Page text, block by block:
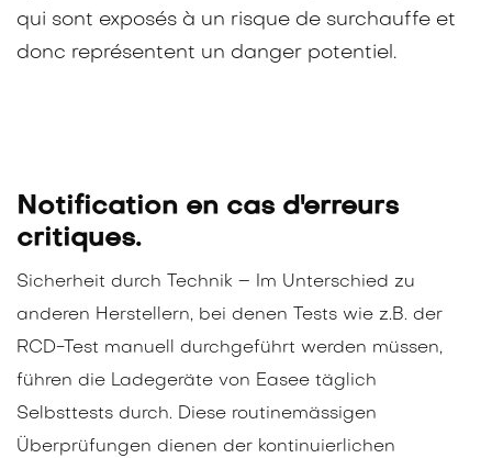
qui sont exposés à un risque de surchauffe et
donc représentent un danger potentiel.
Notification en cas d'erreurs
critiques.
Sicherheit durch Technik – Im Unterschied zu
anderen Herstellern, bei denen Tests wie z.B. der
RCD-Test manuell durchgeführt werden müssen,
führen die Ladegeräte von Easee täglich
Selbsttests durch. Diese routinemässigen
Überprüfungen dienen der kontinuierlichen